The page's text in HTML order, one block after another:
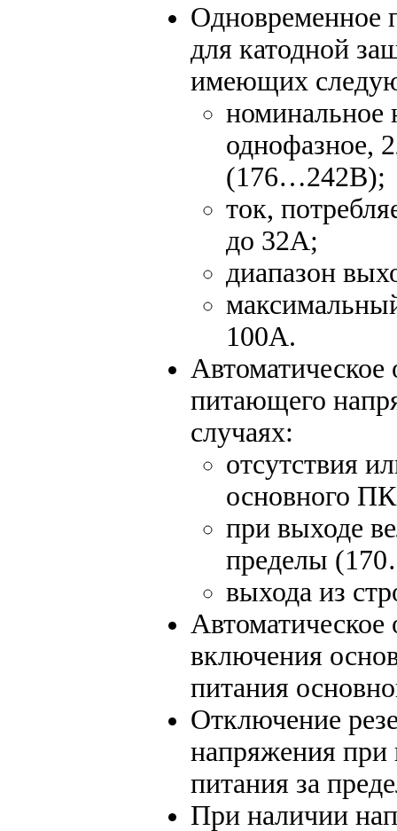
Одновременное
для катодной
имеющих
номинальное
однофазное,
(176…242В);
ток,
до 32А;
диапазон
100А.
питающего
случаях:
отсутствия
основного
при выходе
пределы
выхода из
включения
питания
Отключение
напряжения
питания за
При наличии